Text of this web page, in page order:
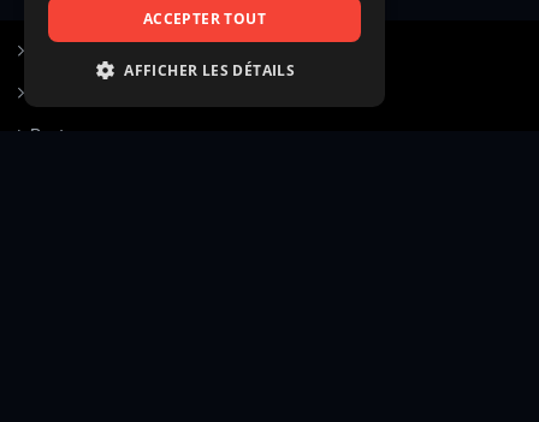
Poster une annonce
ACCEPTER TOUT
AFFICHER LES DÉTAILS